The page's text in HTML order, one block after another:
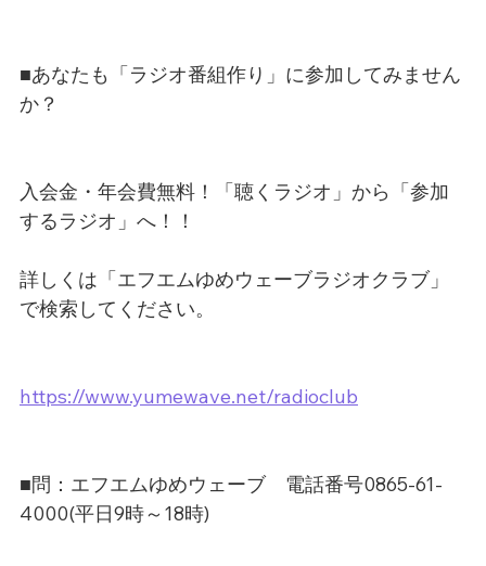
■あなたも「ラジオ番組作り」に参加してみません
か？
入会金・年会費無料！「聴くラジオ」から「参加
するラジオ」へ！！
詳しくは「エフエムゆめウェーブラジオクラブ」
で検索してください。
https://www.yumewave.net/radioclub
■問：エフエムゆめウェーブ　電話番号0865-61-
4000(平日9時～18時)